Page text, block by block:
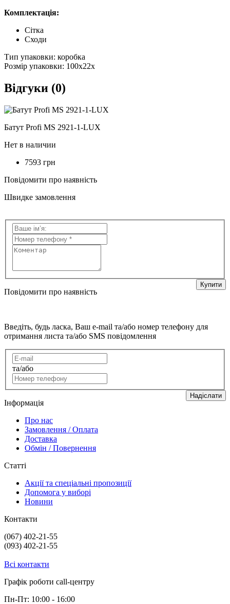
Комплектація:
Сітка
Сходи
Тип упаковки: коробка
Розмір упаковки: 100x22x
Відгуки (0)
Батут Profi MS 2921-1-LUX
Нет в наличии
7593 грн
Повідомити про наявність
Швидке замовлення
Купити
Повідомити про наявність
Введіть, будь ласка, Ваш e-mail та/або номер телефону для
отримання листа та/або SMS повідомлення
та/або
Надіслати
Інформація
Про нас
Замовлення / Оплата
Доставка
Обмін / Повернення
Статті
Акції та спеціальні пропозиції
Допомога у виборі
Новини
Контакти
(067) 402-21-55
(093) 402-21-55
Всі контакти
Графік роботи сall-центру
Пн-Пт: 10:00 - 16:00